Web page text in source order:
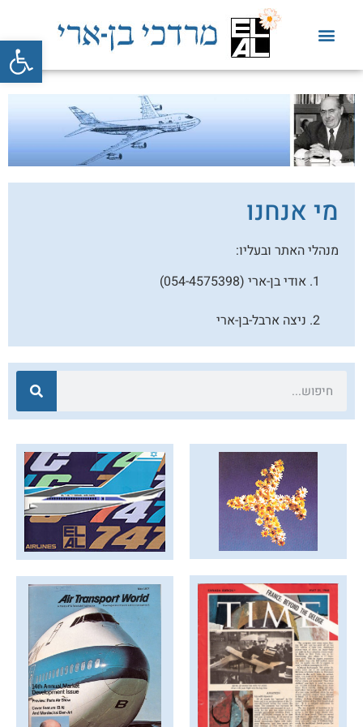
פתח
מי אנחנו
מנהלי האתר ובעליו:
אודי בן-ארי (054-4575398)
ניצה ארבל-בן-ארי